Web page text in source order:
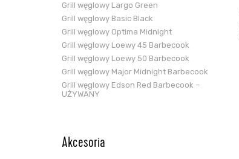
Grill węglowy Largo Green
Grill węglowy Basic Black
Grill węglowy Optima Midnight
Grill węglowy Loewy 45 Barbecook
Grill węglowy Loewy 50 Barbecook
Grill węglowy Major Midnight Barbecook
Grill węglowy Edson Red Barbecook –
UŻYWANY
Akcesoria